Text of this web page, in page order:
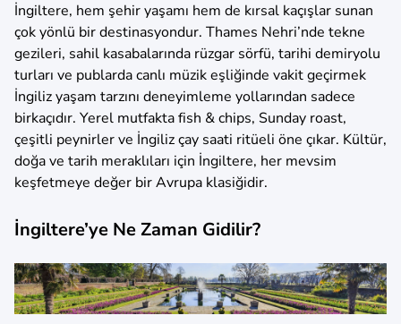
İngiltere, hem şehir yaşamı hem de kırsal kaçışlar sunan
çok yönlü bir destinasyondur. Thames Nehri’nde tekne
gezileri, sahil kasabalarında rüzgar sörfü, tarihi demiryolu
turları ve publarda canlı müzik eşliğinde vakit geçirmek
İngiliz yaşam tarzını deneyimleme yollarından sadece
birkaçıdır. Yerel mutfakta fish & chips, Sunday roast,
çeşitli peynirler ve İngiliz çay saati ritüeli öne çıkar. Kültür,
doğa ve tarih meraklıları için İngiltere, her mevsim
keşfetmeye değer bir Avrupa klasiğidir.
İngiltere’ye Ne Zaman Gidilir?